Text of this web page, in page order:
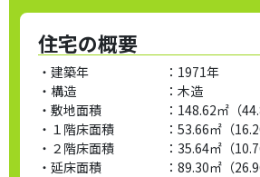
住宅の概要
・建築年 ： 1971年
・構造 ： 木造
・敷地面積 ： 148.62㎡（
・１階床面積 ： 53.66㎡（
・２階床面積 ： 35.64㎡（
・延床面積 ： 89.30㎡（